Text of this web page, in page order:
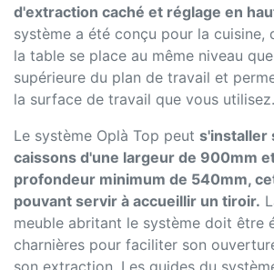
d'extraction caché et réglage en
système a été conçu pour la cuisine,
la table se place au même niveau
supérieure du plan de travail et
la surface de travail que vous utilisez.
Le système Oplà Top peut s'installer
caissons d'une largeur de 900mm
profondeur minimum de 540mm,
pouvant servir à accueillir un tiroir.
meuble abritant le système doit être
charnières pour faciliter son
son extraction. Les guides du